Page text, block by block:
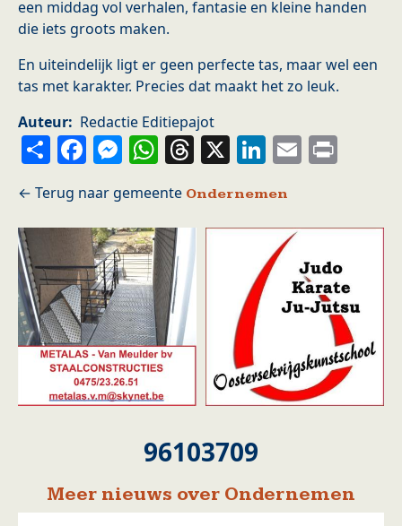
een middag vol verhalen, fantasie en kleine handen
die iets groots maken.
En uiteindelijk ligt er geen perfecte tas, maar wel een
tas met karakter. Precies dat maakt het zo leuk.
Auteur
Redactie Editiepajot
ShareFacebook
Messenger
WhatsApp
Threads
X LinkedIn
Email
Ondernemen
96103709
Meer nieuws over Ondernemen